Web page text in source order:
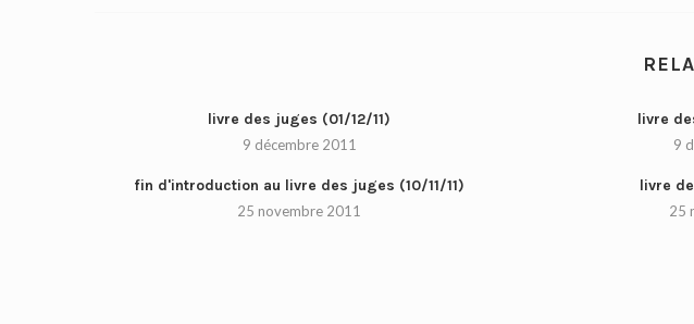
livre des juges (01/12/11)
9 décembre 2011
livre
9
fin d'introduction au livre des juges (10/11/11)
25 novembre 2011
livre
25